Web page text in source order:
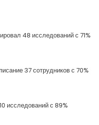
48 исследований с 71%
37 сотрудников с 70%
исследований с 89%